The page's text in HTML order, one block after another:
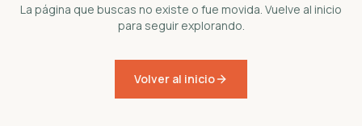
La página que buscas no existe o fue movida. Vuelve al inicio
para seguir explorando.
Volver al inicio